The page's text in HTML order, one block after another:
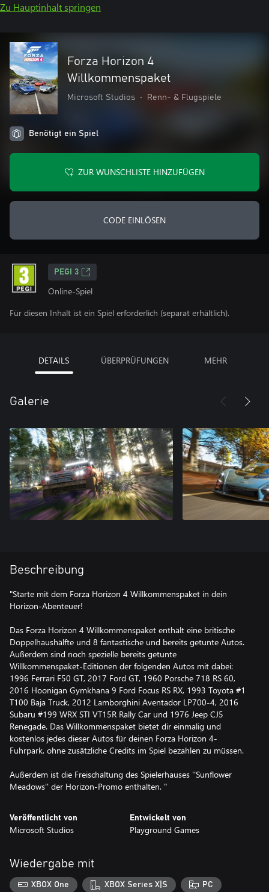
Zu Hauptinhalt springen
Forza Horizon 4
Willkommenspaket
Microsoft Studios • Renn- & Flugspiele
Benötigt ein Spiel
ZUR WUNSCHLISTE HINZUFÜGEN
CODE EINLÖSEN
PEGI 3
Online-Spiel
Für diesen Inhalt ist ein Spiel erforderlich (separat erhältlich).
DETAILS ÜBERPRÜFUNGEN MEHR
Galerie
Beschreibung
"Starte mit dem Forza Horizon 4 Willkommenspaket in dein
Horizon-Abenteuer!
Das Forza Horizon 4 Willkommenspaket enthält eine britische
Doppelhaushälfte und 8 fantastische und bereits getunte Autos.
Außerdem sind noch spezielle bereits getunte
Willkommenspaket-Editionen der folgenden Autos mit dabei:
1996 Ferrari F50 GT, 2017 Ford GT, 1960 Porsche 718 RS 60,
2016 Hoonigan Gymkhana 9 Ford Focus RS RX, 1993 Toyota #1
T100 Baja Truck, 2012 Lamborghini Aventador LP700-4, 2016
Subaru #199 WRX STI VT15R Rally Car und 1976 Jeep CJ5
Renegade. Das Willkommenspaket bietet dir einmalig und
kostenlos jedes dieser Autos für deinen Forza Horizon 4-
Fuhrpark, ohne zusätzliche Credits im Spiel bezahlen zu müssen.
Außerdem ist die Freischaltung des Spielerhauses ''Sunflower
Meadows'' der Horizon-Promo enthalten. "
Veröffentlicht von
Microsoft Studios
Entwickelt von
Playground Games
Wiedergabe mit
XBOX One XBOX Series X|S PC